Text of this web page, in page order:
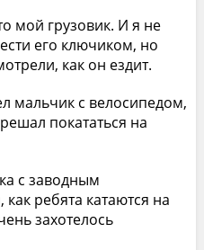
мой грузовик. И я не
его ключиком, но
как он ездит.
мальчик с велосипедом,
покататься на
с заводным
ребята катаются на
захотелось